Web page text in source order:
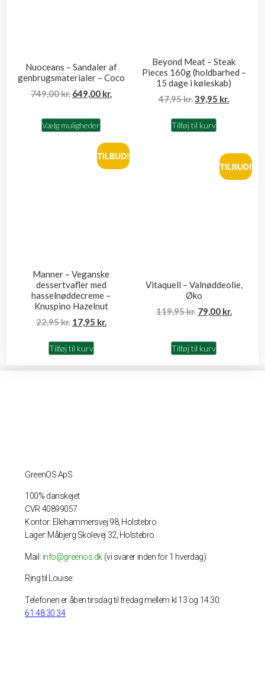
Nuoceans – Sandaler af
genbrugsmaterialer – Coco
749,00kr. 649,00 kr.
Vælg muligheder
Beyond Meat – Steak
Pieces 160g (holdbarhed –
15 dage i køleskab)
47,95kr.39,95 kr.
Tilføj til kurv
TILBUD!
Manner – Veganske
dessertvafler med
hasselnøddecreme –
Knuspino Hazelnut
22,95kr. 17,95 kr.
Tilføj til kurv
TILBUD!
Vitaquell – Valnøddeolie,
Øko
119,95kr. 79,00 kr.
Tilføj til kurv
GreenOS ApS
100% danskejet
CVR 40899057
Kontor: Ellehammersvej 98, Holstebro
Lager: Måbjerg Skolevej 32, Holstebro
Mail: info@greenos.dk (vi svarer inden for 1 hverdag)
Ring til Louise:
Telefonen er åben tirsdag til fredag mellem kl 13 og 14.30:
61 48 30 34